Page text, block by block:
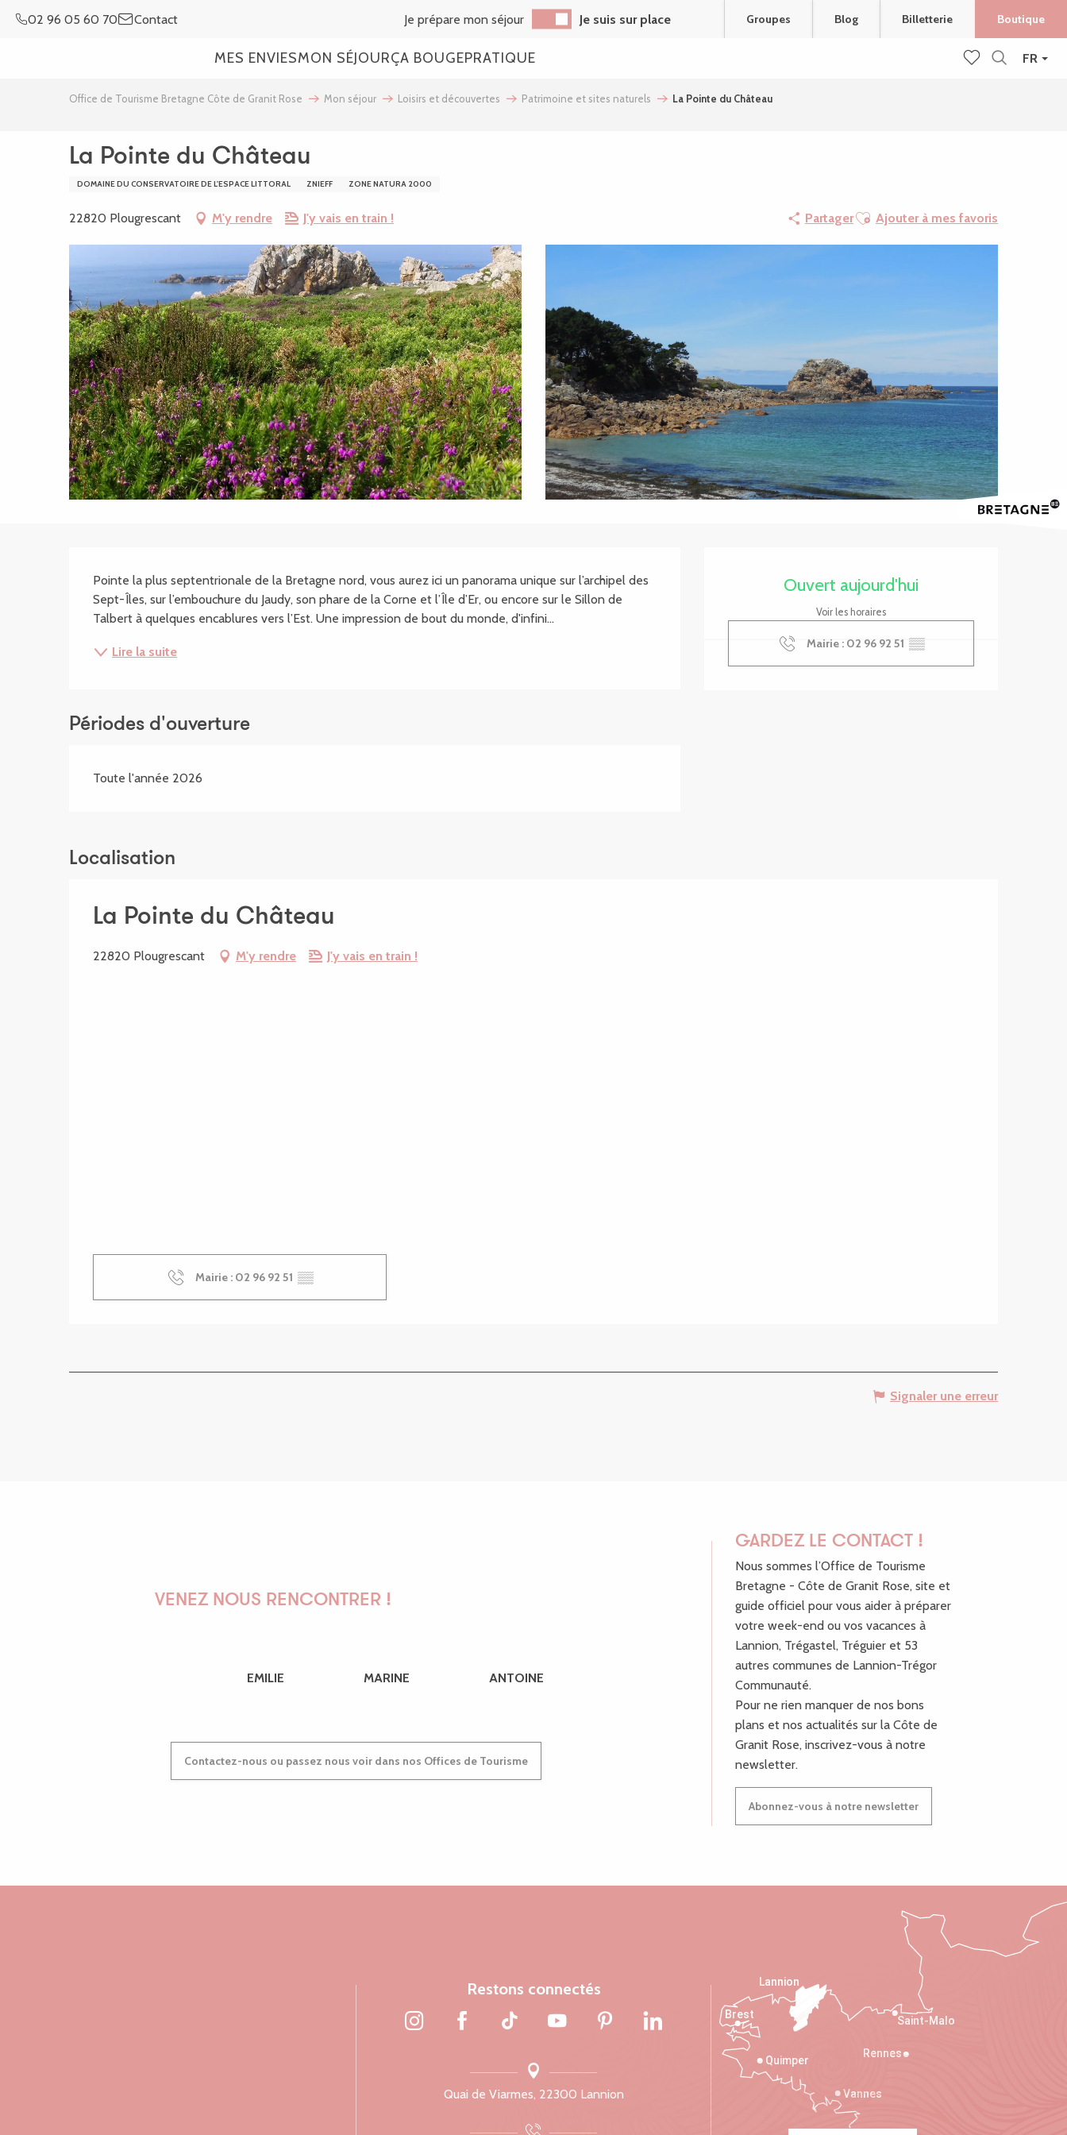
FR
02 96 05 60 70 Contact Je prépare mon séjour Je suis sur place Groupes Blog Billetterie Boutique
MES ENVIESMON SÉJOURÇA BOUGEPRATIQUE
Office de Tourisme Bretagne Côte de Granit Rose Mon séjour Loisirs et découvertes Patrimoine et sites naturels La Pointe du Château
La Pointe du Château
DOMAINE DU CONSERVATOIRE DE L'ESPACE LITTORAL ZNIEFF ZONE NATURA 2000
22820 Plougrescant M'y rendre J'y vais en train ! PartagerAjouter aux favoris
Ajouter à mes favoris
Ouvert aujourd'hui
Voir les horaires
Mairie : 02 96 92 51 ▒▒
Description
Pointe la plus septentrionale de la Bretagne nord, vous aurez ici un panorama unique sur l’archipel des
Sept-Îles, sur l’embouchure du Jaudy, son phare de la Corne et l’Île d’Er, ou encore sur le Sillon de
Talbert à quelques encablures vers l’Est. Une impression de bout du monde, d'infini...
Lire la suite
Périodes d'ouverture
Toute l'année 2026
Localisation
La Pointe du Château
22820 Plougrescant M'y rendre J'y vais en train !
Mairie : 02 96 92 51 ▒▒
Signaler une erreur
VENEZ NOUS RENCONTRER !
EMILIE MARINE ANTOINE
Contactez-nous ou passez nous voir dans nos Offices de Tourisme
GARDEZ LE CONTACT !
Nous sommes l’Office de Tourisme
Bretagne - Côte de Granit Rose, site et
guide officiel pour vous aider à préparer
votre week-end ou vos vacances à
Lannion, Trégastel, Tréguier et 53
autres communes de Lannion-Trégor
Communauté.
Pour ne rien manquer de nos bons
plans et nos actualités sur la Côte de
Granit Rose, inscrivez-vous à notre
newsletter.
Abonnez-vous à notre newsletter
Restons connectés
Quai de Viarmes, 22300 Lannion
Saint-Malo
Rennes
Vannes
Quimper
Lannion
Brest